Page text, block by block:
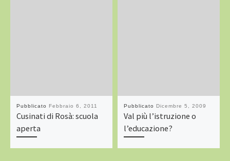
Pubblicato Febbraio 6, 2011
Cusinati di Rosà: scuola
aperta
Pubblicato Dicembre 5, 2009
Val più l’istruzione o
l’educazione?